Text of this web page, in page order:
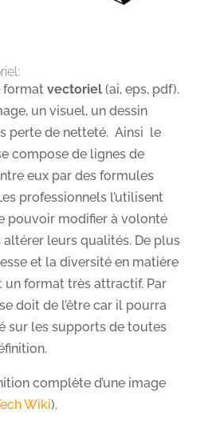
format vectoriel(ai, eps, pdf).
un visuel, un dessin
perte de netteté. Ainsi le
compose de lignes de
eux par des formules
professionnels l’utilisent
pouvoir modifier à volonté
altérer leurs qualités. De plus
et la diversité en matière
un format très attractif. Par
doit de l’être car il pourra
sur les supports de toutes
complète d’une image
Wiki).